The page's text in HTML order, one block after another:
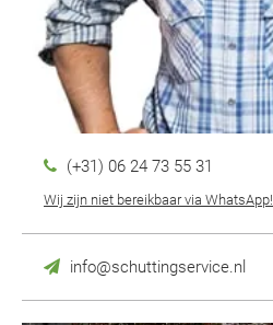
(+31) 06 24 73 55 31
Wij zijn niet bereikbaar via WhatsApp!
info@schuttingservice.nl